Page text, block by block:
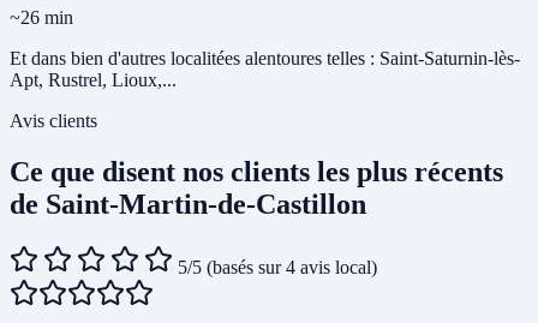
~26 min
Et dans bien d'autres localitées alentoures telles : Saint-Saturnin-lès-
Apt, Rustrel, Lioux,...
Avis clients
Ce que disent nos clients les plus récents
de Saint-Martin-de-Castillon
5/5 (basés sur 4 avis local)